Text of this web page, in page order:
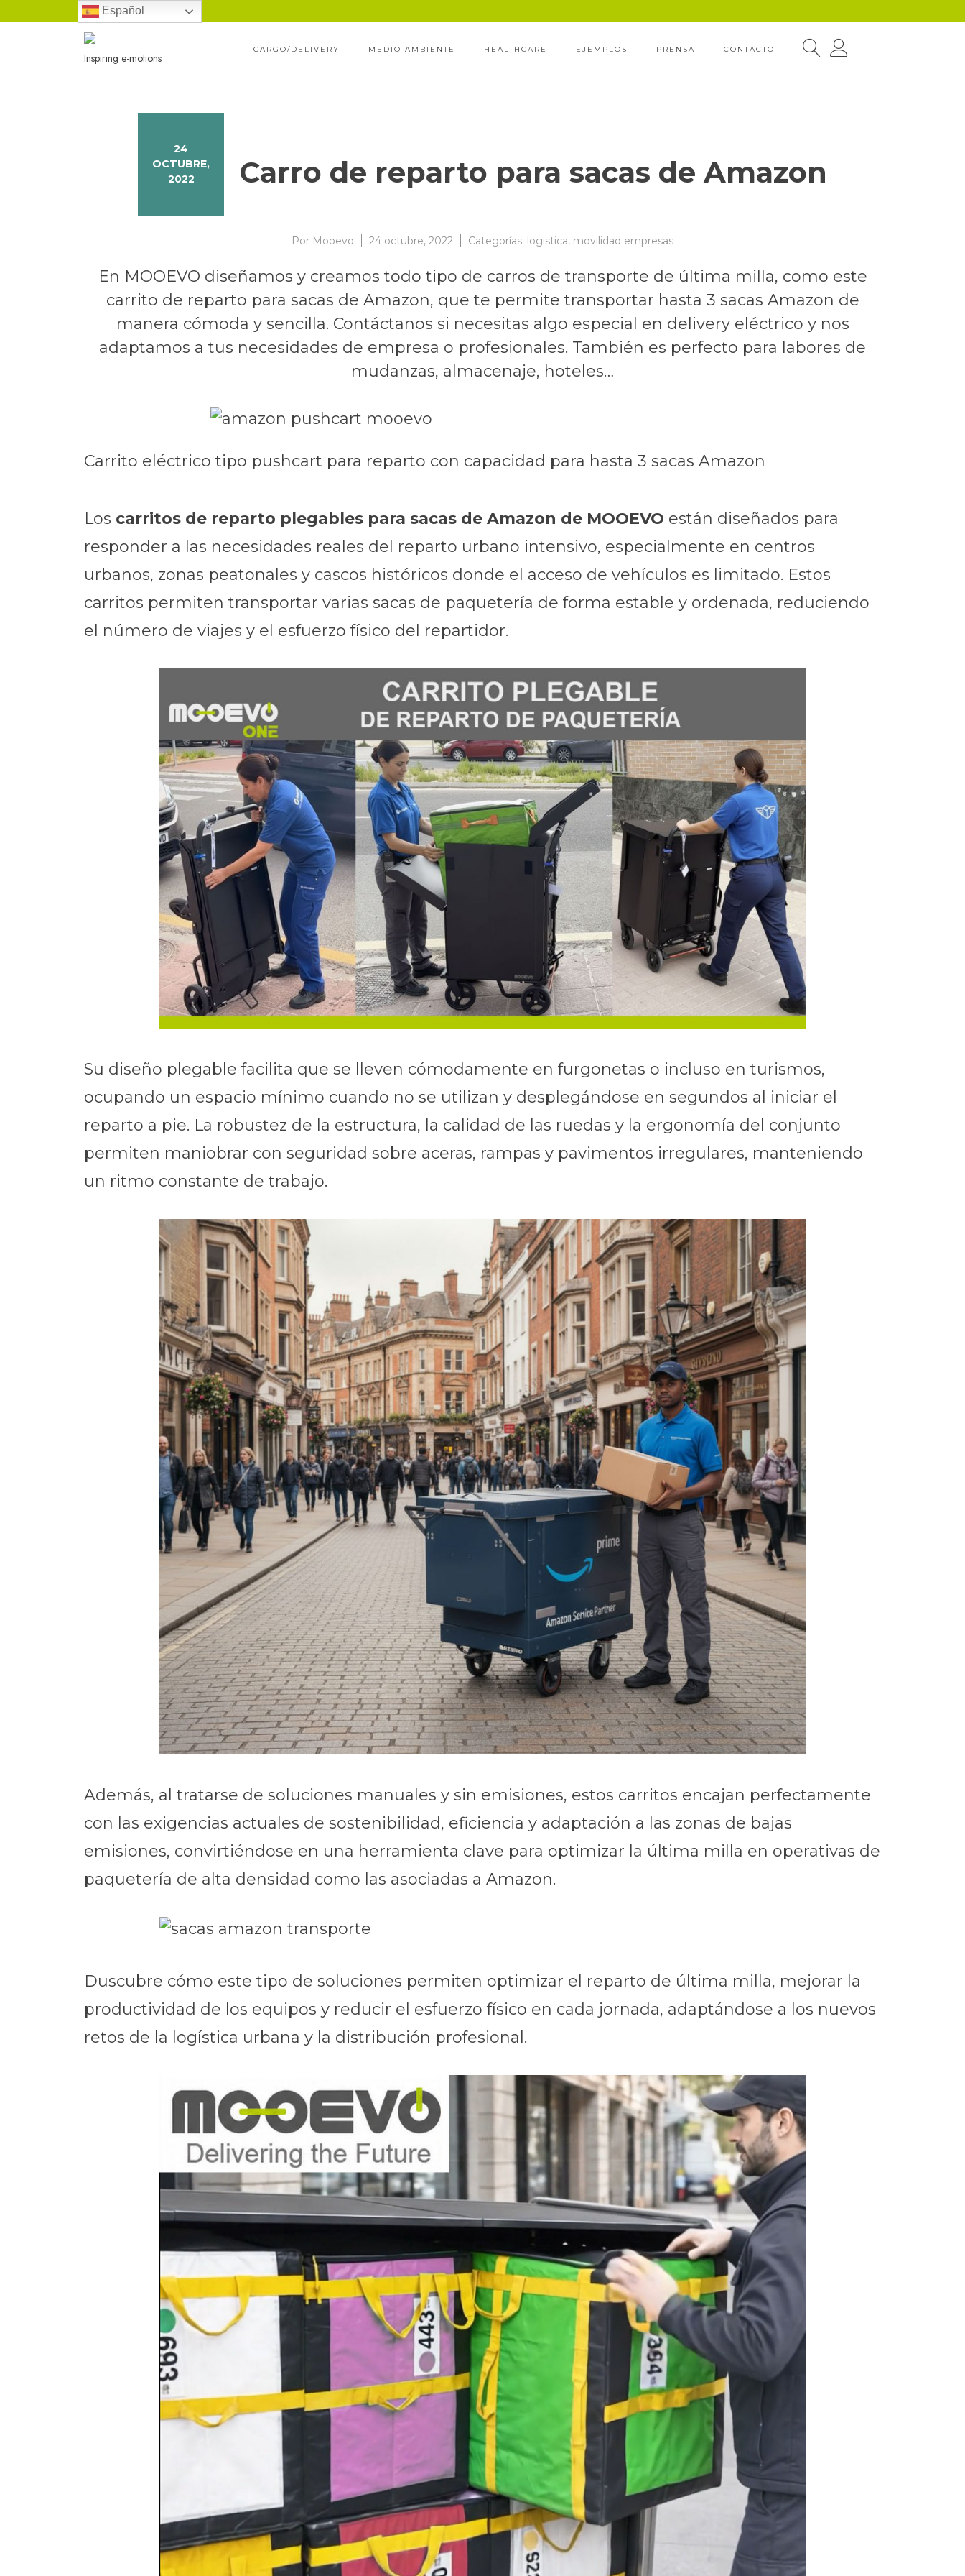
Inspiring e-motions
CARGO/DELIVERY MEDIO AMBIENTE HEALTHCARE EJEMPLOS PRENSA CONTACTO
24
OCTUBRE,
2022
Carro de reparto para sacas de Amazon
Por Mooevo 24 octubre, 2022 Categorías: logistica, movilidad empresas
En MOOEVO diseñamos y creamos todo tipo de carros de transporte de última milla, como este
carrito de reparto para sacas de Amazon, que te permite transportar hasta 3 sacas Amazon de
manera cómoda y sencilla. Contáctanos si necesitas algo especial en delivery eléctrico y nos
adaptamos a tus necesidades de empresa o profesionales. También es perfecto para labores de
mudanzas, almacenaje, hoteles…
Carrito eléctrico tipo pushcart para reparto con capacidad para hasta 3 sacas Amazon
Los carritos de reparto plegables para sacas de Amazon de MOOEVO están diseñados para
responder a las necesidades reales del reparto urbano intensivo, especialmente en centros
urbanos, zonas peatonales y cascos históricos donde el acceso de vehículos es limitado. Estos
carritos permiten transportar varias sacas de paquetería de forma estable y ordenada, reduciendo
el número de viajes y el esfuerzo físico del repartidor.
Su diseño plegable facilita que se lleven cómodamente en furgonetas o incluso en turismos,
ocupando un espacio mínimo cuando no se utilizan y desplegándose en segundos al iniciar el
reparto a pie. La robustez de la estructura, la calidad de las ruedas y la ergonomía del conjunto
permiten maniobrar con seguridad sobre aceras, rampas y pavimentos irregulares, manteniendo
un ritmo constante de trabajo.
Además, al tratarse de soluciones manuales y sin emisiones, estos carritos encajan perfectamente
con las exigencias actuales de sostenibilidad, eficiencia y adaptación a las zonas de bajas
emisiones, convirtiéndose en una herramienta clave para optimizar la última milla en operativas de
paquetería de alta densidad como las asociadas a Amazon.
Duscubre cómo este tipo de soluciones permiten optimizar el reparto de última milla, mejorar la
productividad de los equipos y reducir el esfuerzo físico en cada jornada, adaptándose a los nuevos
retos de la logística urbana y la distribución profesional.
Español